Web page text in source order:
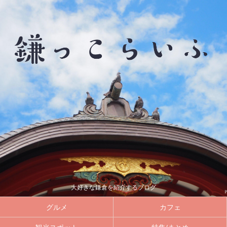
大好きな鎌倉を紹介するブログ
グルメ カフェ